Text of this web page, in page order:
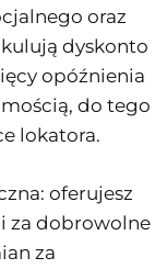
oraz
dyskonto
opóźnienia
do tego
lokatora.
oferujesz
za dobrowolne
za